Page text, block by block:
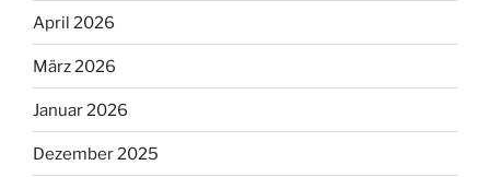
April 2026
März 2026
Januar 2026
Dezember 2025